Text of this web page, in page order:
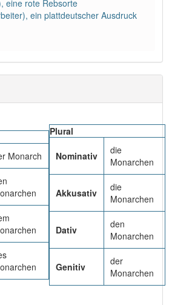
-monarchaber mit einem
eine rote Rebsorte
ein plattdeutscher Ausdruck
Monarch
Plural
Nominativ
die
Monarchen
Akkusativ
die
Monarchen
Dativ
den
Monarchen
Genitiv
der
Monarchen